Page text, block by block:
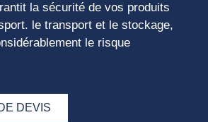
la sécurité de vos produits
le transport et le stockage,
le risque
DEVIS